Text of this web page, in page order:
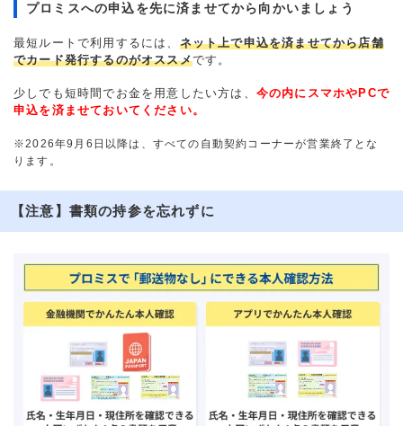
プロミスへの申込を先に済ませてから向かいましょう
最短ルートで利用するには、 ネット上で申込を済ませてから店舗
でカード発行するのがオススメです。
少しでも短時間でお金を用意したい方は、 今の内にスマホやPCで
申込を済ませておいてください。
※2026年9月6日以降は、すべての自動契約コーナーが営業終了とな
ります。
【注意】書類の持参を忘れずに